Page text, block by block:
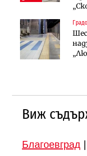
Виж
Благоевград